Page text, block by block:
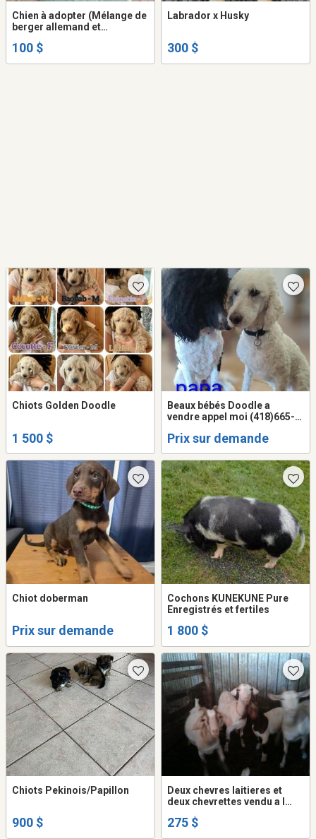
Chien à adopter (Mélange de
berger allemand et
100 $
Labrador x Husky
300 $
Chiots Golden Doodle
1 500 $
Beaux bébés Doodle a
vendre appel moi (418)665-
merci beaucoup
Prix sur demande
Chiot doberman
Prix sur demande
Cochons KUNEKUNE Pure
Enregistrés et fertiles
1 800 $
Chiots Pekinois/Papillon
900 $
Deux chevres laitieres et
deux chevrettes vendu a l
598 7295
275 $